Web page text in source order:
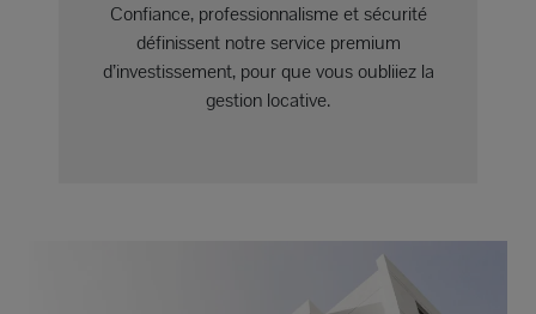
Confiance, professionnalisme et sécurité
définissent notre service premium
d’investissement, pour que vous oubliiez la
gestion locative.